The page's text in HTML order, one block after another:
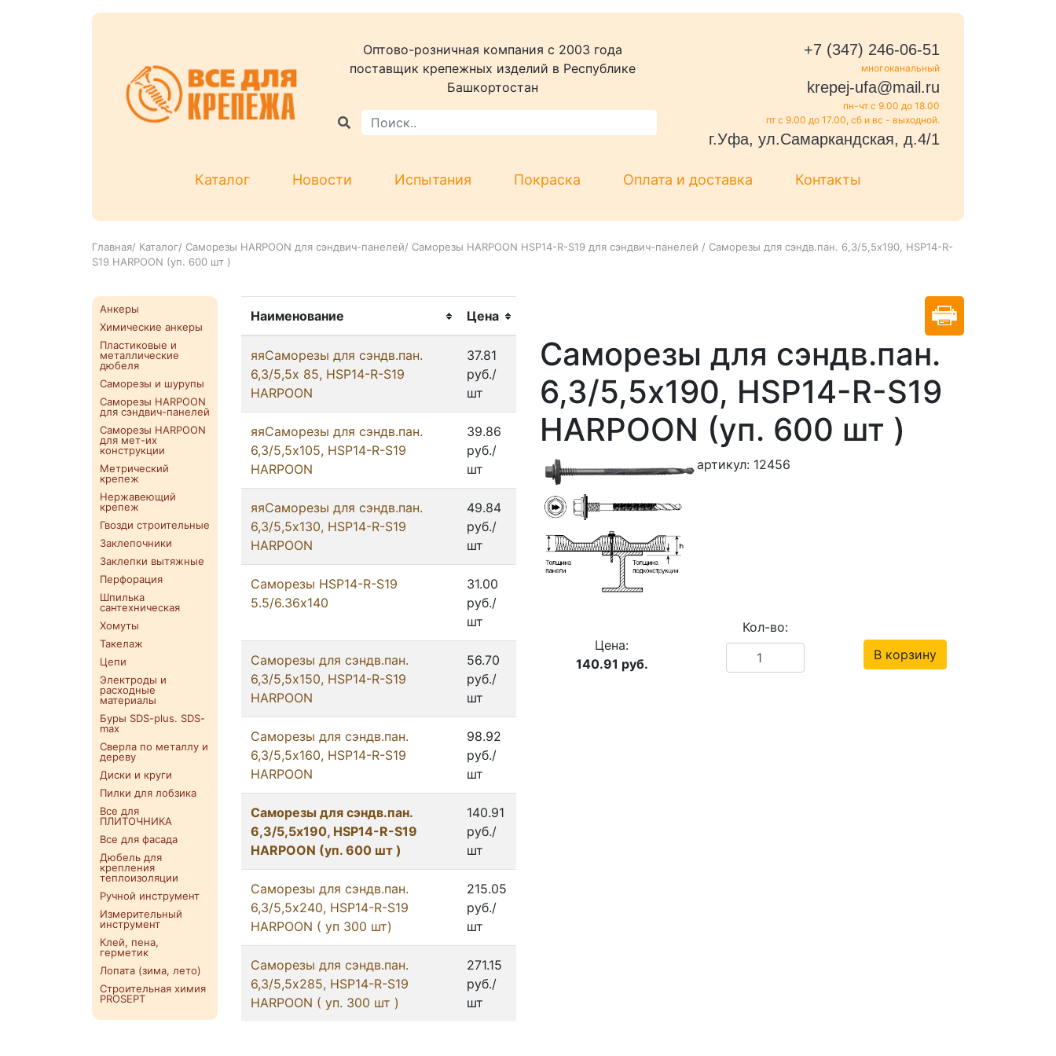
Оптово-розничная компания c 2003 года
поставщик крепежных изделий в Республике
Башкортостан
+7 (347) 246-06-51
многоканальный
krepej-ufa@mail.ru
пн-чт с 9.00 до 18.00
пт с 9.00 до 17.00, сб и вс - выходной.
г.Уфа, ул.Самаркандская, д.4/1
Каталог Новости Испытания Покраска Оплата и доставка Контакты
Главная/ Каталог/ Саморезы HARPOON для сэндвич-панелей/ Саморезы HARPOON HSP14-R-S19 для сэндвич-панелей / Саморезы для сэндв.пан. 6,3/5,5х190, HSP14-R-
S19 HARPOON (уп. 600 шт )
Анкеры
Химические анкеры
Пластиковые и
металлические
дюбеля
Саморезы и шурупы
Саморезы HARPOON
для сэндвич-панелей
Саморезы HARPOON
для мет-их
конструкции
Метрический
крепеж
Нержавеющий
крепеж
Гвозди строительные
Заклепочники
Заклепки вытяжные
Перфорация
Шпилька
сантехническая
Хомуты
Такелаж
Цепи
Электроды и
расходные
материалы
Буры SDS-plus. SDS-
max
Сверла по металлу и
дереву
Диски и круги
Пилки для лобзика
Все для
ПЛИТОЧНИКА
Все для фасада
Дюбель для
крепления
теплоизоляции
Ручной инструмент
Измерительный
инструмент
Клей, пена,
герметик
Лопата (зима, лето)
Строительная химия
PROSEPT
Наименование Цена
яяСаморезы для сэндв.пан.
6,3/5,5х 85, HSP14-R-S19
HARPOON
37.81
руб./
шт
яяСаморезы для сэндв.пан.
6,3/5,5х105, HSP14-R-S19
HARPOON
39.86
руб./
шт
яяСаморезы для сэндв.пан.
6,3/5,5х130, HSP14-R-S19
HARPOON
49.84
руб./
шт
Саморезы HSP14-R-S19
5.5/6.36х140
31.00
руб./
шт
Саморезы для сэндв.пан.
6,3/5,5х150, HSP14-R-S19
HARPOON
56.70
руб./
шт
Саморезы для сэндв.пан.
6,3/5,5х160, HSP14-R-S19
HARPOON
98.92
руб./
шт
Саморезы для сэндв.пан.
6,3/5,5х190, HSP14-R-S19
HARPOON (уп. 600 шт )
140.91
руб./
шт
Саморезы для сэндв.пан.
6,3/5,5х240, HSP14-R-S19
HARPOON ( уп 300 шт)
215.05
руб./
шт
Саморезы для сэндв.пан.
6,3/5,5х285, HSP14-R-S19
HARPOON ( уп. 300 шт )
271.15
руб./
шт
Саморезы для сэндв.пан.
6,3/5,5х190, HSP14-R-S19
HARPOON (уп. 600 шт )
артикул: 12456
Цена:
140.91 руб.
Кол-во:
В корзину